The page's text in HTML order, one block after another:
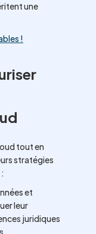
une
!
tout en
stratégies
et
leur
juridiques